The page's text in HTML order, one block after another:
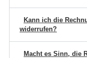
Kann ich die
widerrufen?
Macht es Sinn, die